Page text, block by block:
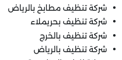
شركة تنظيف مطابخ بالرياض
شركة تنظيف بحريملاء
شركة تنظيف بالخرج
شركة تنظيف بالرياض